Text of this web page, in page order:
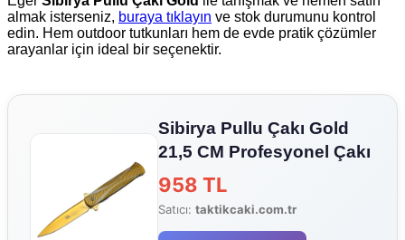
almak isterseniz, buraya tıklayın ve stok durumunu kontrol
edin. Hem outdoor tutkunları hem de evde pratik çözümler
arayanlar için ideal bir seçenektir.
Sibirya Pullu Çakı Gold
21,5 CM Profesyonel Çakı
958 TL
Satıcı: taktikcaki.com.tr